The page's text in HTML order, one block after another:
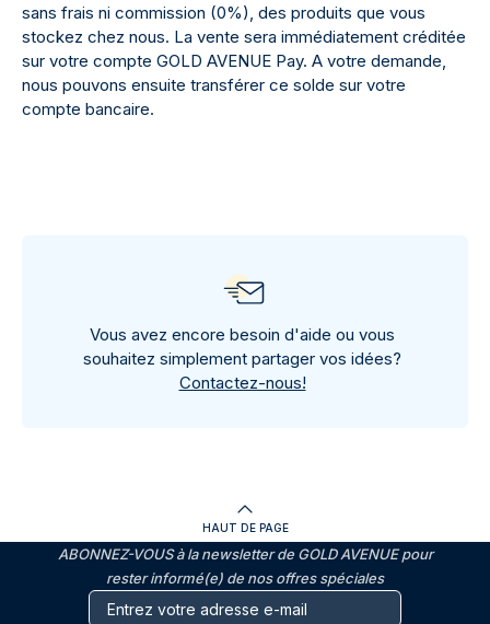
sans frais ni commission (0%), des produits que vous
stockez chez nous. La vente sera immédiatement créditée
sur votre compte GOLD AVENUE Pay. A votre demande,
nous pouvons ensuite transférer ce solde sur votre
compte bancaire.
Vous avez encore besoin d'aide ou vous
souhaitez simplement partager vos idées?
Contactez-nous!
HAUT DE PAGE
ABONNEZ-VOUS à la newsletter de GOLD AVENUE pour
rester informé(e) de nos offres spéciales